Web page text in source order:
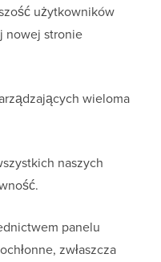
użytkowników
nowej stronie
wieloma
naszych
panelu
zwłaszcza